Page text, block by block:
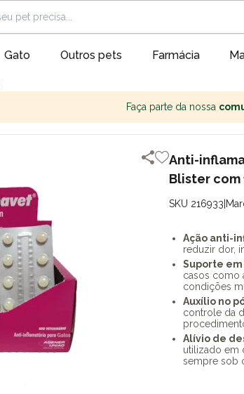
Gato Outros pets Farmácia
Faça parte da nossa
Anti-
Blister com
SKU 216933
Ação anti-
reduzir dor,
Suporte
casos como
condições
Auxílio no
controle da
Alívio de
utilizado em
sempre sob